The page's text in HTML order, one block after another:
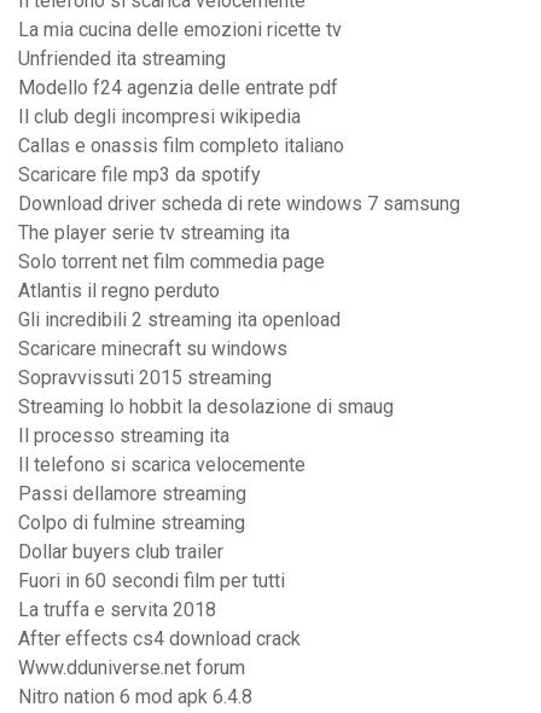
La mia cucina delle emozioni ricette tv
Unfriended ita streaming
Modello f24 agenzia delle entrate pdf
Il club degli incompresi wikipedia
Callas e onassis film completo italiano
Scaricare file mp3 da spotify
Download driver scheda di rete windows 7 samsung
The player serie tv streaming ita
Solo torrent net film commedia page
Atlantis il regno perduto
Gli incredibili 2 streaming ita openload
Scaricare minecraft su windows
Sopravvissuti 2015 streaming
Streaming lo hobbit la desolazione di smaug
Il processo streaming ita
Il telefono si scarica velocemente
Passi dellamore streaming
Colpo di fulmine streaming
Dollar buyers club trailer
Fuori in 60 secondi film per tutti
La truffa e servita 2018
After effects cs4 download crack
Www.dduniverse.net forum
Nitro nation 6 mod apk 6.4.8